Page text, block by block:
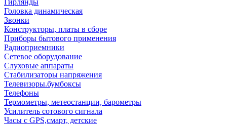
Гирлянды
Головка динамическая
Звонки
Конструкторы, платы в сборе
Приборы бытового применения
Радиоприемники
Сетевое оборудование
Слуховые аппараты
Стабилизаторы напряжения
Телевизоры.бумбоксы
Телефоны
Термометры, метеостанции, барометры
Усилитель сотового сигнала
Часы с GPS,смарт, детские